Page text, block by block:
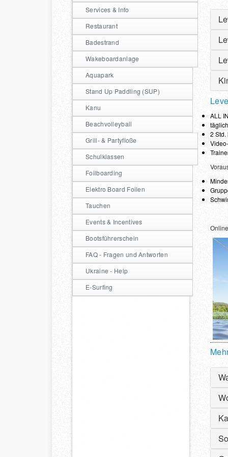
Services & Info
Restaurant
Badestrand
Wakeboardanlage
Aquapark
Stand Up Paddling (SUP)
Kanu
Beachvolleyball
Grill- & Partyfloße
Schulklassen
Foilboarding
Elektro Board Foilen
Tauchen
Events & Incentives
Bootsführerschein
FAQ - Fragen und Antworten
Ukraine - Help
E-Surfing
*
2
*
ALL
2
ab
je